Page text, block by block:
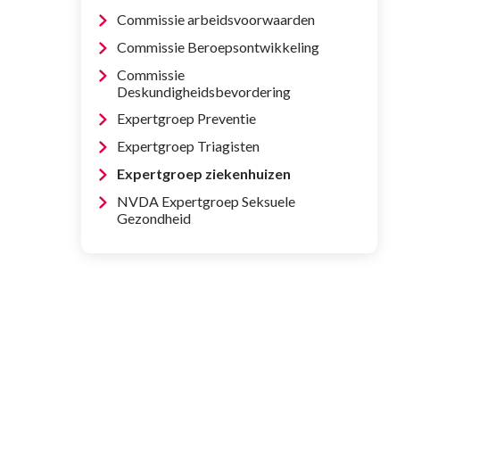
Commissie arbeidsvoorwaarden
Commissie Beroepsontwikkeling
Commissie
Deskundigheidsbevordering
Expertgroep Preventie
Expertgroep Triagisten
Expertgroep ziekenhuizen
NVDA Expertgroep Seksuele
Gezondheid